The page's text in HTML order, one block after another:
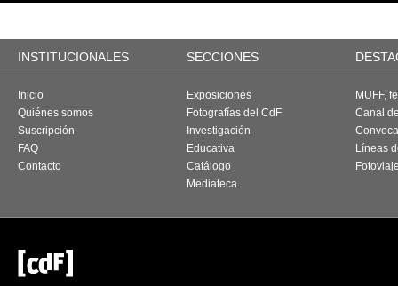
INSTITUCIONALES SECCIONES
Inicio
Quiénes somos
Suscripción
FAQ
Contacto
Exposiciones
Fotografías del CdF
Investigación
Educativa
Catálogo
Mediateca
MUFF,
Canal
Líneas